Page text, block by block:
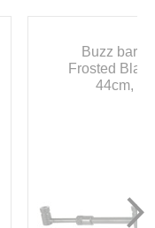
Buzz bar
Frosted
44cm, 3